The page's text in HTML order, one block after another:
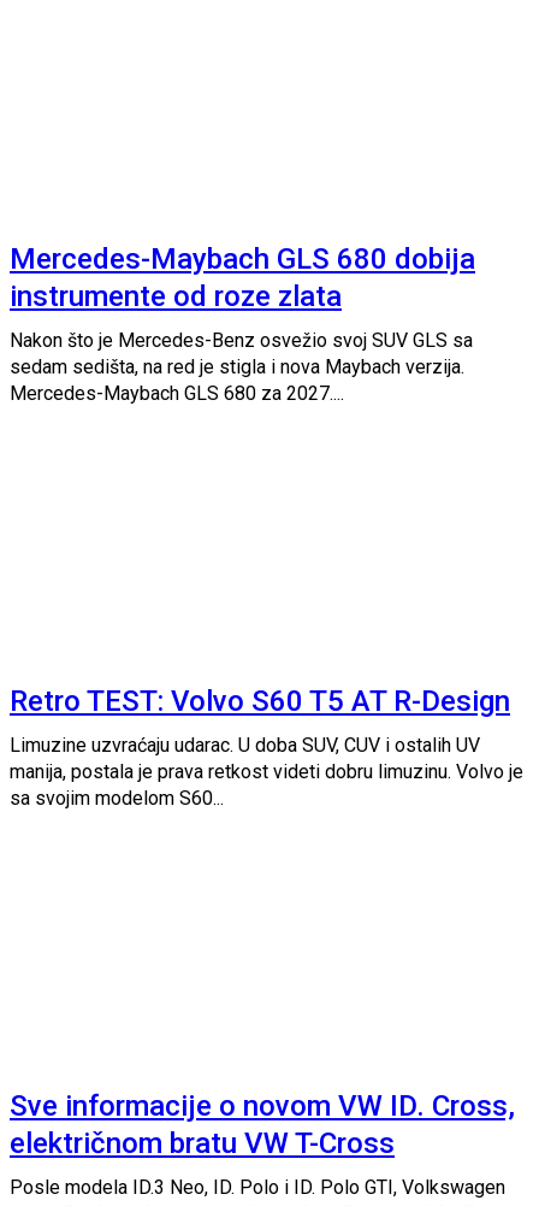
Mercedes-Maybach GLS 680 dobija
instrumente od roze zlata
Nakon što je Mercedes-Benz osvežio svoj SUV GLS sa
sedam sedišta, na red je stigla i nova Maybach verzija.
Mercedes-Maybach GLS 680 za 2027....
Retro TEST: Volvo S60 T5 AT R-Design
Limuzine uzvraćaju udarac. U doba SUV, CUV i ostalih UV
manija, postala je prava retkost videti dobru limuzinu. Volvo je
sa svojim modelom S60...
Sve informacije o novom VW ID. Cross,
električnom bratu VW T-Cross
Posle modela ID.3 Neo, ID. Polo i ID. Polo GTI, Volkswagen